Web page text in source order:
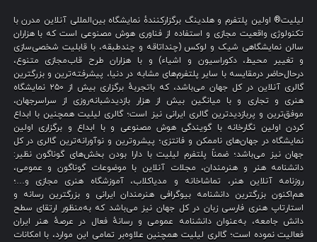
لیلیت® اولین پلتفرم و هلدینگ برگزارکنندهٔ نمایشگاه بین‌المللی آنلاین مدرن با
تکنولوژی واقعیت مجازی و استفاده از فناوری هوش مصنوعی است که با هزاران
سالن نمایشگاهی شیک و لوکس (چنداتاقه و چندطبقه، با قابلیت شخصی‌سازی
و تغییر محیط، دکوراسیون و اشیاء) و با هزاران طرح قاب‌مجازی متنوع،
درحال‌حاضر درمقایسه با سایر پلتفرم‌های مشابه در دنیا، پیشرفته‌ترین و بزرگترین
گالری آنلاین در کل جهان می‌باشد، که باتجربهٔ برگزاری بیش از ۲۵۰ نمایشگاه
هنری و تجاری و با میانگین بیش از هزار بازدیدشبانه‌روزی از سراسرجهان،
موفق‌ترین و پربازدیدترین گالری ایرانی نیز است؛ گالری لیلیت همچنین با ابداع
کردن اولین نگارخانه با گویندگی هوش مصنوعی و با ابداع و برگزاری اولین
نمایشگاه در جهان‌های ناممکن و فانتزی؛ پیشروترین و نوآورانه‌ترین گالری در کل
جهان نیز می‌باشد؛ ضمناً پلتفرم لیلیت با دارا بودن بخش‌های گوناگون نظیر:
دانشنامه هنر و هنرمندان، مجلات آنلاین با موضوعات گوناگون و عمومی،
روزنامه آنلاین هنر، تماشاخانه و مدیاکلاب، آموزشگاه هنری مجازی و…؛
هم‌اکنون بزرگترین دانشنامه بیوگرافی هنرمندان ایرانی و بزرگترین رسانه و
استارتاپ هنری فارسی زبان در کل جهان نیز می‌باشد که به‌منظور ارتقای سطح
دانش جامعه، به‌عنوان دانشنامه عمومی و رسانهٔ فعال در عرصهٔ هنر ایران
فعالیت نموده است؛ گالری لیلیت همچنین علاوه‌بر تمامی این موارد، با امکانات